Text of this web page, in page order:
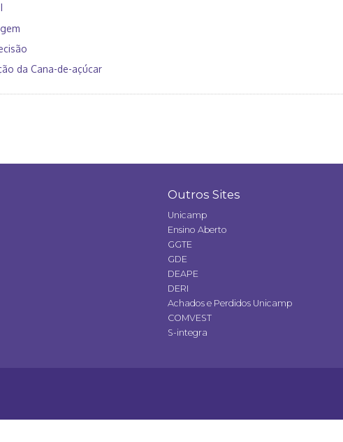
da Cana-de-açúcar
Outros Sites
Unicamp
Ensino Aberto
GGTE
GDE
DEAPE
DERI
Achados e Perdidos Unicamp
COMVEST
S-integra